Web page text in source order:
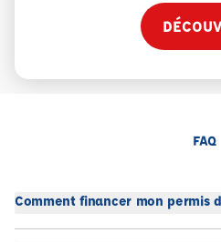
FAQ
Comment financer mon permis